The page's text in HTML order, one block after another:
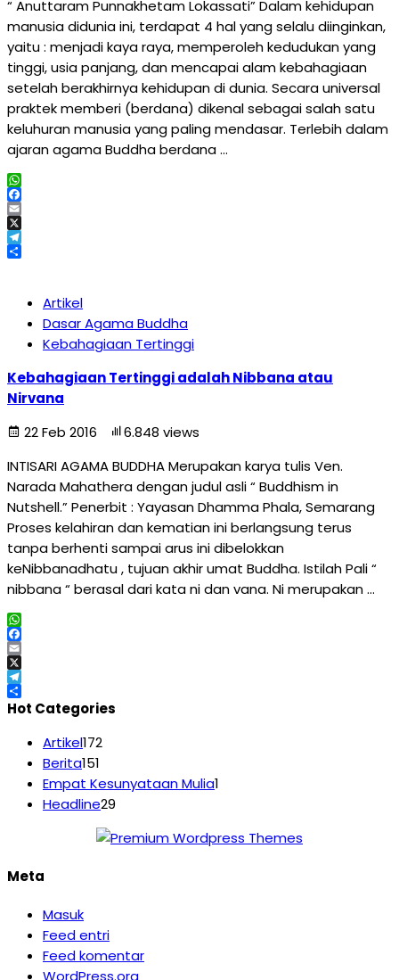
“ Anuttaram Punnakhetam Lokassati” Dalam kehidupan
manusia didunia ini, terdapat 4 hal yang selalu diinginkan,
yaitu : menjadi kaya raya, memperoleh kedudukan yang
tinggi, usia panjang, dan mencapai alam kebahagiaan
setelah berakhirnya kehidupan di dunia. Secara universal
praktek memberi (berdana) dikenal sebagai salah satu
keluhuran manusia yang paling mendasar. Terlebih dalam
ajaran agama Buddha berdana …
WhatsApp
Facebook
Email
X
Telegram
Artikel
Dasar Agama Buddha
Kebahagiaan Tertinggi
Kebahagiaan Tertinggi adalah Nibbana atau
Nirvana
22 Feb 2016
6.848 views
INTISARI AGAMA BUDDHA Merupakan karya tulis Ven.
Narada Mahathera dengan judul asli “ Buddhism in
Nutshell.” Penerbit : Yayasan Dhamma Phala, Semarang
Proses kelahiran dan kematian ini berlangsung terus
tanpa berhenti sampai arus ini dibelokkan
keNibbanadhatu , tujuan akhir umat Buddha. Istilah Pali “
nibbana “ berasal dari kata ni dan vana. Ni merupakan …
WhatsApp
Facebook
Email
X
Telegram
Share
Hot Categories
Artikel172
Berita151
Empat Kesunyataan Mulia1
Headline29
Meta
Masuk
Feed entri
Feed komentar
WordPress.org